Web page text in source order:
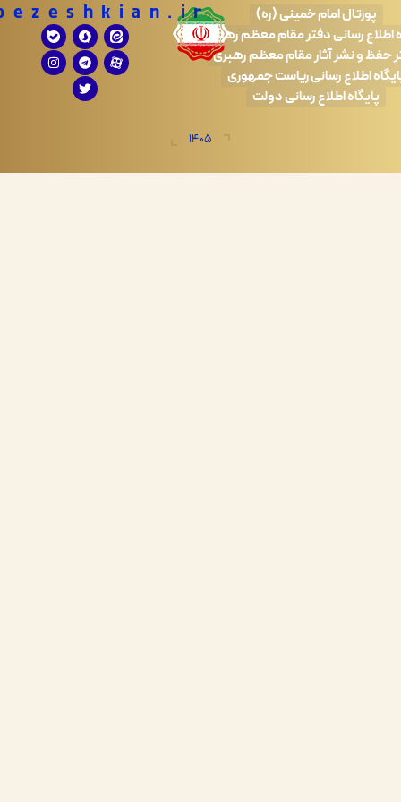
امام خمینی (ره)
رسانی دفتر مقام معظم رهبری
آثار مقام معظم رهبری
رسانی ریاست جمهوری
اطلاع رسانی دولت
Drpezeshkian.ir